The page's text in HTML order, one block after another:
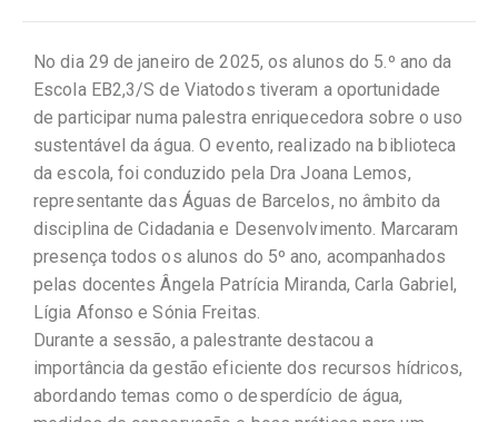
No dia 29 de janeiro de 2025, os alunos do 5.º ano da
Escola EB2,3/S de Viatodos tiveram a oportunidade
de participar numa palestra enriquecedora sobre o uso
sustentável da água. O evento, realizado na biblioteca
da escola, foi conduzido pela Dra Joana Lemos,
representante das Águas de Barcelos, no âmbito da
disciplina de Cidadania e Desenvolvimento. Marcaram
presença todos os alunos do 5º ano, acompanhados
pelas docentes Ângela Patrícia Miranda, Carla Gabriel,
Lígia Afonso e Sónia Freitas.
Durante a sessão, a palestrante destacou a
importância da gestão eficiente dos recursos hídricos,
abordando temas como o desperdício de água,